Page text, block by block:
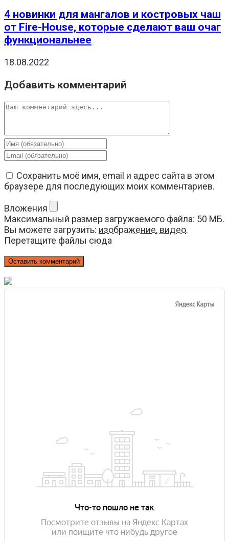
4 новинки для мангалов и костровых чаш
от Fire-House, которые сделают ваш очаг
функциональнее
18.08.2022
Добавить комментарий
Комментарий
Введите
свое
имя
или
имя
чтобы
прокомментировать
Введите
свой
email-
адрес,
прокомментировать
Сохранить моё имя, email и адрес сайта в этом
браузере для последующих моих комментариев.
Вложения
Максимальный размер загружаемого файла: 50 МБ.
Вы можете загрузить: изображение, видео.
Перетащите файлы сюда